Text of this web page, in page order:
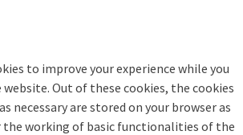
to improve your experience while you
Out of these cookies, the cookies
necessary are stored on your browser as
the working of basic functionalities of the